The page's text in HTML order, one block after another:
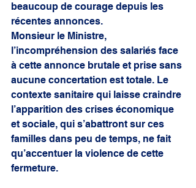
beaucoup de courage depuis les
récentes annonces.
Monsieur le Ministre,
l’incompréhension des salariés face
à cette annonce brutale et prise sans
aucune concertation est totale. Le
contexte sanitaire qui laisse craindre
l’apparition des crises économique
et sociale, qui s’abattront sur ces
familles dans peu de temps, ne fait
qu’accentuer la violence de cette
fermeture.